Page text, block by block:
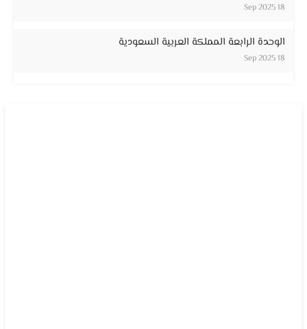
18 Sep 2025
الوحدة الرابعة المملكة العربية السعودية
18 Sep 2025